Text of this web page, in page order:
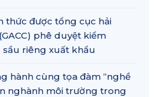
thức được tổng cục hải
phê duyệt kiểm
sầu riêng xuất khẩu
hành cùng tọa đàm “nghề
nghành môi trường trong